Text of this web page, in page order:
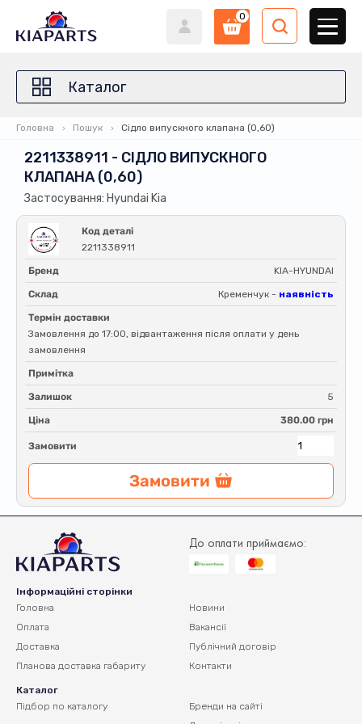
0
Каталог
Головна Пошук Сідло випускного клапана (0,60)
2211338911 - СІДЛО ВИПУСКНОГО
КЛАПАНА (0,60)
Застосування: Hyundai Kia
Код деталі
2211338911
Бренд KIA-HYUNDAI
Склад Кременчук - наявність
Термін доставки
Замовлення до 17:00, відвантаження після оплати у день
замовлення
Примітка
Залишок 5
Ціна 380.00 грн
Замовити
Замовити
До оплати приймаємо:
Інформаційні сторінки
Головна
Оплата
Доставка
Планова доставка габариту
Новини
Вакансії
Публічний договір
Контакти
Каталог
Підбор по каталогу
Бренди на сайті